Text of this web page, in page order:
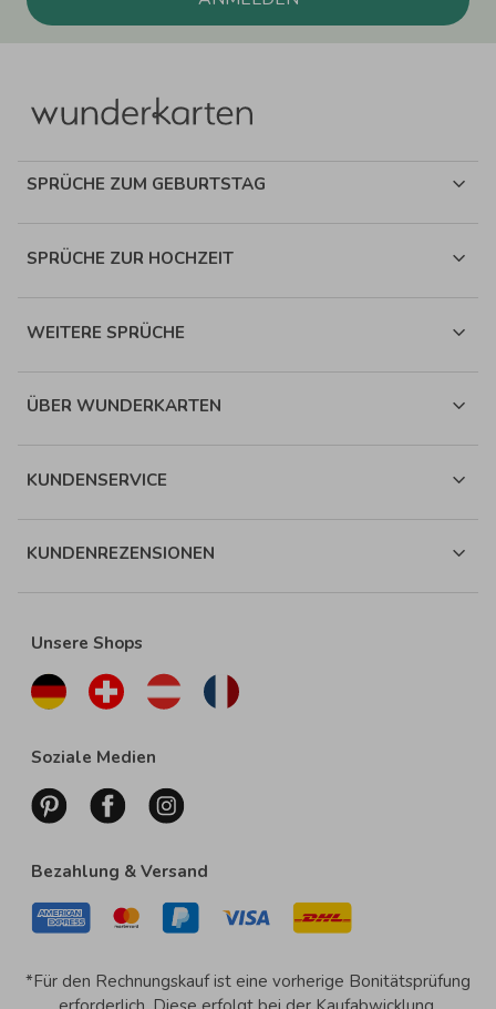
SPRÜCHE ZUM GEBURTSTAG
SPRÜCHE ZUR HOCHZEIT
WEITERE SPRÜCHE
ÜBER WUNDERKARTEN
KUNDENSERVICE
KUNDENREZENSIONEN
Unsere Shops
Soziale Medien
Bezahlung & Versand
*Für den Rechnungskauf ist eine vorherige Bonitätsprüfung